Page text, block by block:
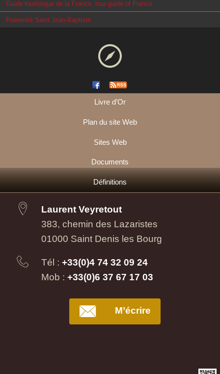
Guide touristique de la France, tour guide of France
Fraternité Saint Jean-Baptiste
Livre d’Or
Plan du site Web
Sites Web
Documents
Définitions
Laurent Veyretout
383, chemin des Lazaristes
01000 Saint Denis les Bourg
Tél : +33(0)4 74 32 09 24
Mob : +33(0)6 37 67 17 03
M’écrire